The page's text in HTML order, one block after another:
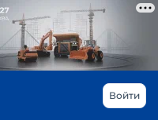
Войти